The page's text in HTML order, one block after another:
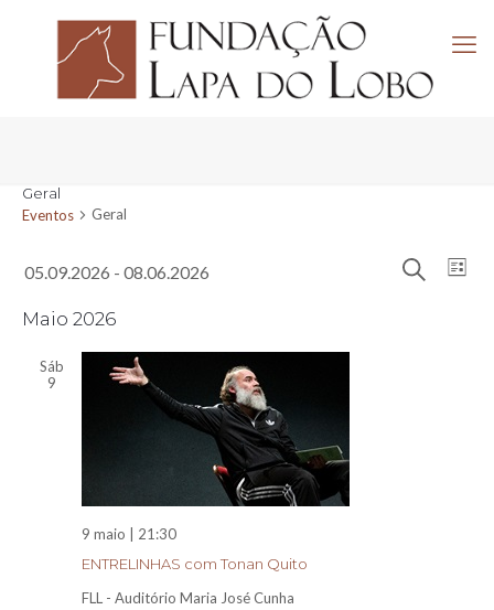
Geral
Eventos
Geral
Eventos
de
de
Lista
05.09.2026 - 08.06.2026
aMaio 2026
Sáb
9
ENTRELINHAS com Tonan Quito
9 maio | 21:30
FLL - Auditório Maria José Cunha